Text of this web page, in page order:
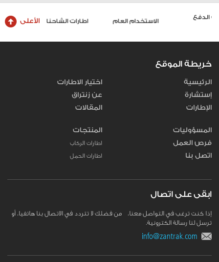
الاستخدام العام اطارات الشاحنات والحافلات الأعلى
خريطة الموقع
الرئيسية
إستشارة
الإطارات
اختيار الاطارات
عن زنتراق
المقالات
المسؤوليات
فرص العمل
اتصل بنا
المنتجات
اطارات الركاب
اطارات الحمل
ابقى على اتصال
إذا كنت ترغب في التواصل معنا، من فضلك لا تتردد في الاتصال بنا هاتفيا، أو
ترسل لنا رسالة الكترونية.